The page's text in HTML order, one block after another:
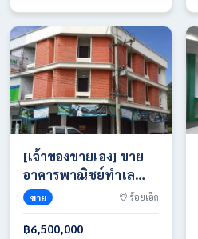
0817420943
[เจ้าของขายเอง] ขาย
อาคารพาณิชย์ทำเล
ศักยภาพ ใจกลางเมือง
ร้อยเอ็ด โทร
0933706762
ขาย ร้อยเอ็ด
฿6,500,000